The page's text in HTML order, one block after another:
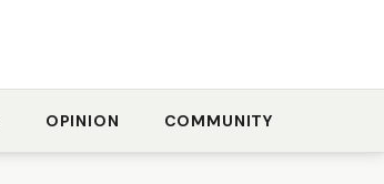
OPINION COMMUNITY